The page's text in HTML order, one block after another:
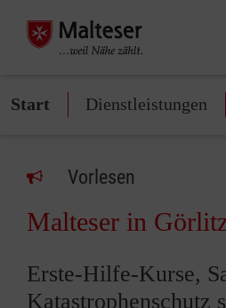
Start Dienstleistungen
Vorlesen
Malteser in
Erste-Hilfe-Kurse,
Katastrophenschutz